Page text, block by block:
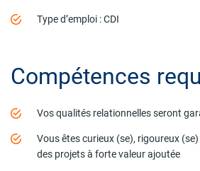
Type d’emploi : CDI
Compétences
Vos qualités relationnelles seront
Vous êtes curieux (se), rigoureux
des projets à forte valeur ajoutée